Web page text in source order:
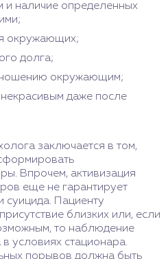
и наличие определенных
окружающих;
долга;
окружающим;
даже после
заключается в том,
Впрочем, активизация
еще не гарантирует
суицида. Пациенту
близких или, если
то наблюдение
условиях стационара.
порывов должна быть